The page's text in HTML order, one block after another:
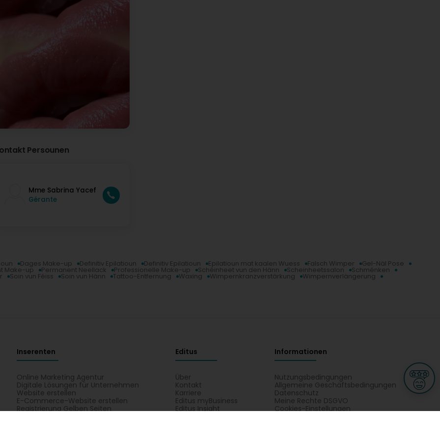
Persounen
Mme Sabrina Yacef
Gérante
Dages Make-up Definitiv Epilatioun Definitiv Epilatioun Epilatioun mat kaalen Wuess Falsch Wimper Gel-Näl Pose
Make-up Permanent Neellack Professionelle Make-up Schéinheet vun den Hänn Scheinheetssalon Schménken
Soin vun Féiss Soin vun Hänn Tattoo-Entfernung Waxing Wimpernkranzverstärkung Wimpernverlängerung
Inserenten
Online Marketing Agentur
Digitale Lösungen für Unternehmen
Website erstellen
E-Commerce-Website erstellen
Registrierung Gelben Seiten
Editus
Über
Kontakt
Karriere
Editus myBusiness
Editus Insight
Informationen
Nutzungsbedingungen
Allgemeine Geschäftsbedingungen
Datenschutz
Meine Rechte DSGVO
Cookies-Einstellungen